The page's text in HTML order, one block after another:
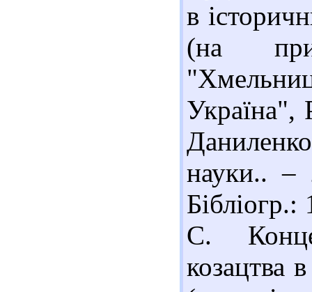
в
(на
науки..
С.
козацтва